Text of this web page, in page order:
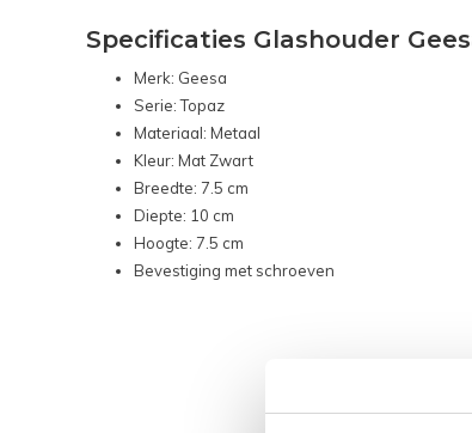
Specificaties Glashouder
Merk: Geesa
Serie: Topaz
Materiaal: Metaal
Kleur: Mat Zwart
Breedte: 7.5 cm
Diepte: 10 cm
Hoogte: 7.5 cm
Bevestiging met schroeven